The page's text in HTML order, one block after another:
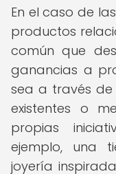
En el caso de
productos
común que
ganancias a
sea a través de
existentes o
propias
ejemplo, una
joyería